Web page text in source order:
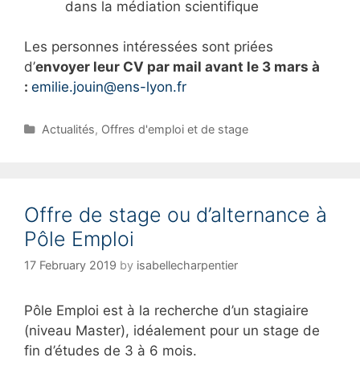
dans la médiation scientifique
Les personnes intéressées sont priées
d’envoyer leur CV par mail avant le 3 mars à
: emilie.jouin@ens-lyon.fr
C
o
r
i
e
Actualités, Offres d'emploi et de stage
Offre de stage ou d’alternance à
Pôle Emploi
17 February 2019 by isabellecharpentier
Pôle Emploi est à la recherche d’un stagiaire
(niveau Master), idéalement pour un stage de
fin d’études de 3 à 6 mois.